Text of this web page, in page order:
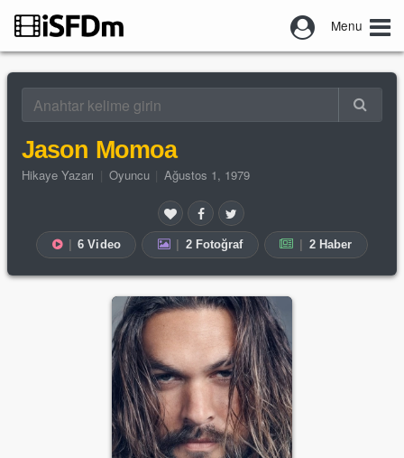
Menu
Jason Momoa
Hikaye Yazarı Oyuncu Ağustos 1, 1979
6 Video 2 Fotoğraf 2 Haber